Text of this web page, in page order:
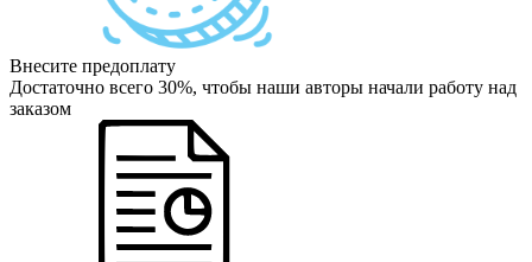
Внесите предоплату
Достаточно всего 30%, чтобы наши авторы начали работу над
заказом